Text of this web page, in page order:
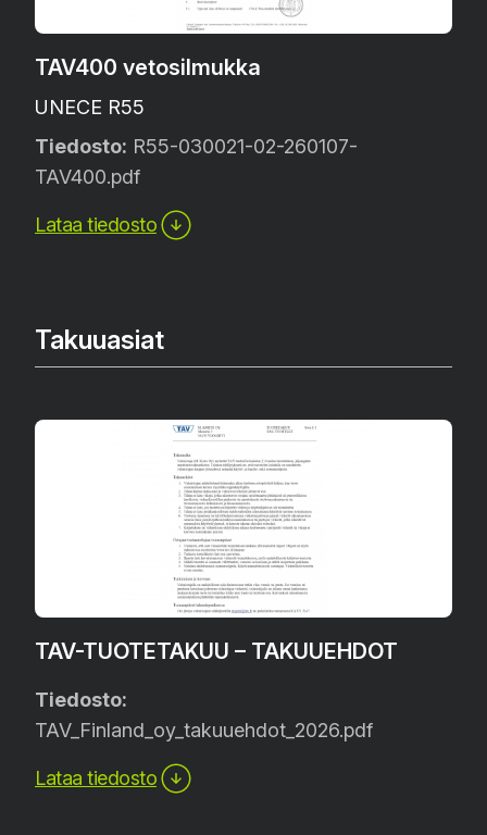
TAV400 vetosilmukka
UNECE R55
Tiedosto: R55-030021-02-260107-
TAV400.pdf
Lataa tiedosto
Takuuasiat
TAV-TUOTETAKUU – TAKUUEHDOT
Tiedosto:
TAV_Finland_oy_takuuehdot_2026.pdf
Lataa tiedosto